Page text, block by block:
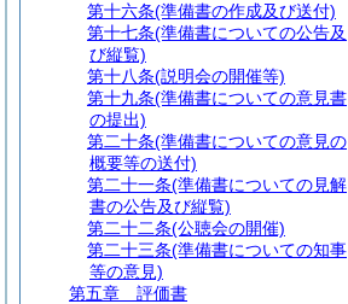
第十六条(準備書の作成及び送付)
第十七条(準備書についての公告及
び縦覧)
第十八条(説明会の開催等)
第十九条(準備書についての意見書
の提出)
第二十条(準備書についての意見の
概要等の送付)
第二十一条(準備書についての見解
書の公告及び縦覧)
第二十二条(公聴会の開催)
第二十三条(準備書についての知事
等の意見)
第五章
評価書